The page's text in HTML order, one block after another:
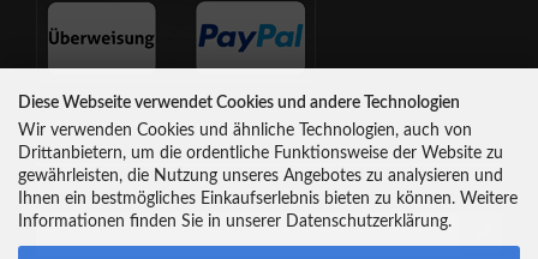
Newsletter-Anmeldung
E-Mail-Adresse:
Diese Webseite verwendet Cookies und andere Technologien
Wir verwenden Cookies und ähnliche Technologien, auch von
Drittanbietern, um die ordentliche Funktionsweise der Website zu
gewährleisten, die Nutzung unseres Angebotes zu analysieren und
Ihnen ein bestmögliches Einkaufserlebnis bieten zu können. Weitere
Informationen finden Sie in unserer Datenschutzerklärung.